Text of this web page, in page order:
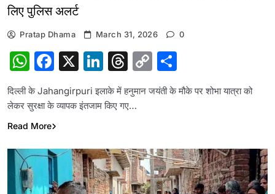
लिए पुलिस अलर्ट
Pratap Dhama March 31, 2026 0
WhatsApp
Facebook
X LinkedIn
Threads
Copy
Link
दिल्ली के Jahangirpuri इलाके में हनुमान जयंती के मौके पर शोभा यात्रा को
लेकर सुरक्षा के व्यापक इंतजाम किए गए…
Read More